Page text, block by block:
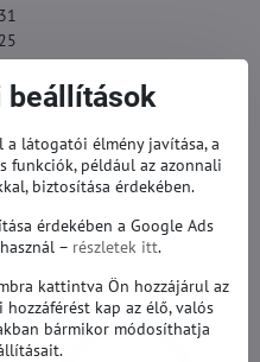
Sony KD-65XG8596, Sony
beállítások
látogatói élmény javítása, a
funkciók, például az azonnali
biztosítása érdekében.
érdekében a Google Ads
– részletek itt.
kattintva Ön hozzájárul az
hozzáférést kap az élő, valós
bármikor módosíthatja